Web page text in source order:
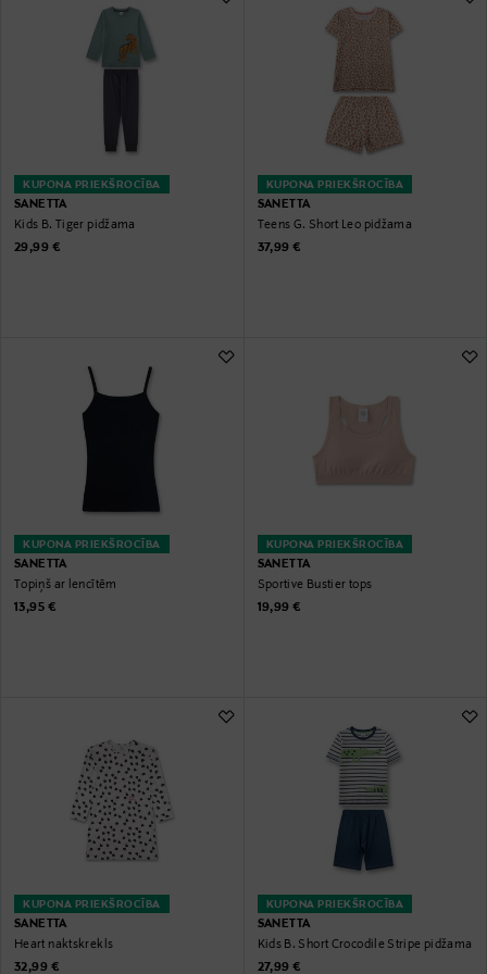
KUPONA PRIEKŠROCĪBA
SANETTA
Kids B. Tiger pidžama
Original Price
29,99 €
KUPONA PRIEKŠROCĪBA
SANETTA
Teens G. Short Leo pidžama
Original Price
37,99 €
KUPONA PRIEKŠROCĪBA
SANETTA
Topiņš ar lencītēm
Original Price
13,95 €
KUPONA PRIEKŠROCĪBA
SANETTA
Sportive Bustier tops
Original Price
19,99 €
KUPONA PRIEKŠROCĪBA
SANETTA
Heart naktskrekls
Original Price
32,99 €
KUPONA PRIEKŠROCĪBA
SANETTA
Kids B. Short Crocodile Stripe pidžama
Original Price
27,99 €